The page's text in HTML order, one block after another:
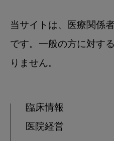
当サイトは、医療関係
です。一般の方に対す
りません。
臨床情報
医院経営